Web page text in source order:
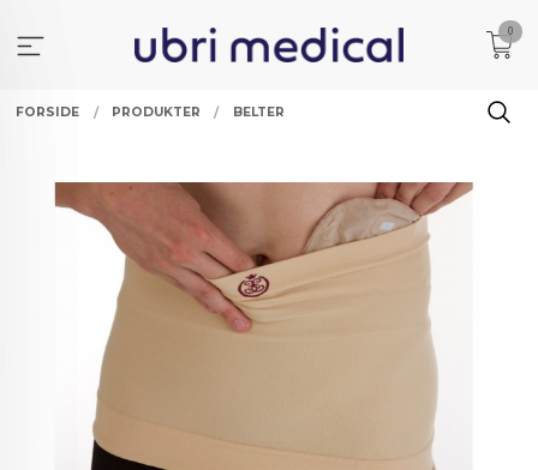
innholdet
0
FORSIDE PRODUKTER BELTER